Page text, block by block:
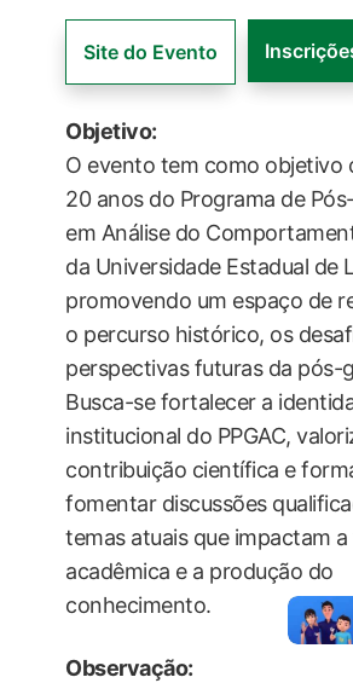
Site do Evento
Objetivo:
O evento tem como objetivo
20 anos do Programa de
em Análise do
da Universidade Estadual de
promovendo um espaço de
o percurso histórico, os
perspectivas futuras da pós-
Busca-se fortalecer a
institucional do PPGAC,
contribuição científica e
fomentar discussões
temas atuais que impactam a
acadêmica e a produção do
conhecimento.
Observação: